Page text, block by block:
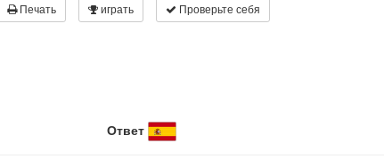
Печать играть Проверьте себя
Ответ